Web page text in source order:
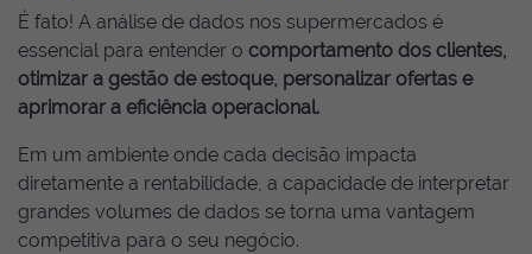
É fato! A análise de dados nos supermercados é
essencial para entender o comportamento dos clientes,
otimizar a gestão de estoque, personalizar ofertas e
aprimorar a eficiência operacional.
Em um ambiente onde cada decisão impacta
diretamente a rentabilidade, a capacidade de interpretar
grandes volumes de dados se torna uma vantagem
competitiva para o seu negócio.